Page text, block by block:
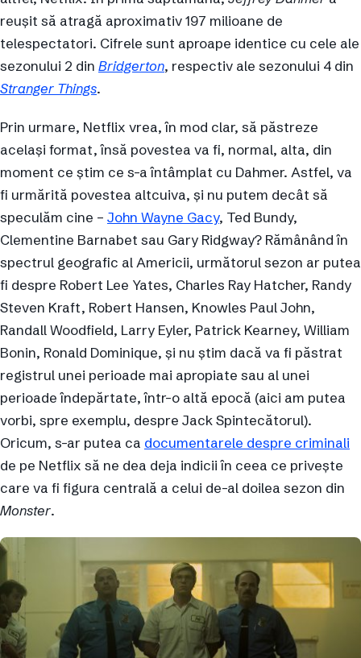
reușit să atragă aproximativ 197 milioane de
telespectatori. Cifrele sunt aproape identice cu cele ale
sezonului 2 din Bridgerton, respectiv ale sezonului 4 din
Stranger Things.
Prin urmare, Netflix vrea, în mod clar, să păstreze
același format, însă povestea va fi, normal, alta, din
moment ce știm ce s-a întâmplat cu Dahmer. Astfel, va
fi urmărită povestea altcuiva, și nu putem decât să
speculăm cine – John Wayne Gacy, Ted Bundy,
Clementine Barnabet sau Gary Ridgway? Rămânând în
spectrul geografic al Americii, următorul sezon ar putea
fi despre Robert Lee Yates, Charles Ray Hatcher, Randy
Steven Kraft, Robert Hansen, Knowles Paul John,
Randall Woodfield, Larry Eyler, Patrick Kearney, William
Bonin, Ronald Dominique, și nu știm dacă va fi păstrat
registrul unei perioade mai apropiate sau al unei
perioade îndepărtate, într-o altă epocă (aici am putea
vorbi, spre exemplu, despre Jack Spintecătorul).
Oricum, s-ar putea ca documentarele despre criminali
de pe Netflix să ne dea deja indicii în ceea ce privește
care va fi figura centrală a celui de-al doilea sezon din
Monster.